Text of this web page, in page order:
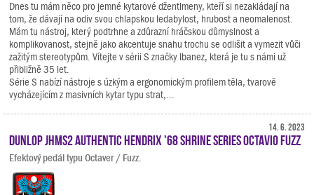
Dnes tu mám něco pro jemné kytarové džentlmeny, kteří si nezakládají na
tom, že dávají na odiv svou chlapskou ledabylost, hrubost a neomalenost.
Mám tu nástroj, který podtrhne a zdůrazní hráčskou důmyslnost a
komplikovanost, stejně jako akcentuje snahu trochu se odlišit a vymezit vůči
zažitým stereotypům. Vítejte v sérii S značky Ibanez, která je tu s námi už
přibližně 35 let.
Série S nabízí nástroje s úzkým a ergonomickým profilem těla, tvarově
vycházejícím z masivních kytar typu strat,...
14. 6. 2023
Dunlop JHMS2 Authentic Hendrix '68 Shrine Series Octavio Fuzz
Efektový pedál typu Octaver / Fuzz.